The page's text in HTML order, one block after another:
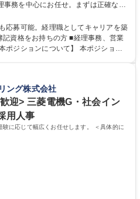
務を中心にお任せ。まずは正確な入
ンバーと一緒に業務を進めながら段
】 ■社内稟議に
細作成 ■伝票処理、記帳業務 ■既存
は】 ■月次決算補助 ■四半期・年次決
応募可能。経理職としてキャリアを築
資格をお持ちの方 ■経理事務、営業
期決算・開示資料作成補助などへス
通常月ほぼなく、決算月でも10時間
性を身につけられる環境です。 学
専修学校 高校 語学力： 資格：日商
ング株式会社
迎> 三菱電機G・社会イン
用人事
に応じて幅広くお任せします。 ＜具体的に